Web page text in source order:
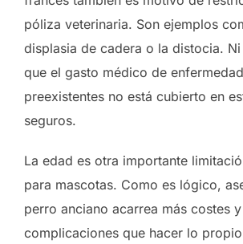
póliza veterinaria. Son ejemplos
displasia de cadera o la distocia.
que el gasto médico de
preexistentes no está cubierto en
seguros.
La edad es otra importante
para mascotas. Como es lógico,
perro anciano acarrea más costes y
complicaciones que hacer lo